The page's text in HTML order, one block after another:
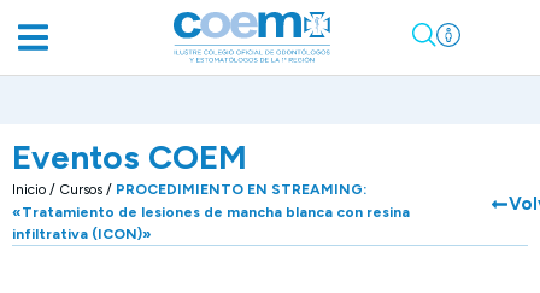
Eventos COEM
Inicio / Cursos / PROCEDIMIENTO EN STREAMING:
«Tratamiento de lesiones de mancha blanca con resina
infiltrativa (ICON)»